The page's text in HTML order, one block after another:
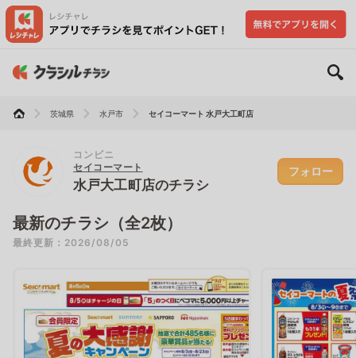
茨城県 水戸市 セイコーマート 水戸大工町店
コンビニ
セイコーマート
水戸大工町店のチラシ
フォロー
最新のチラシ（全2枚）
最終更新：2026/08/05